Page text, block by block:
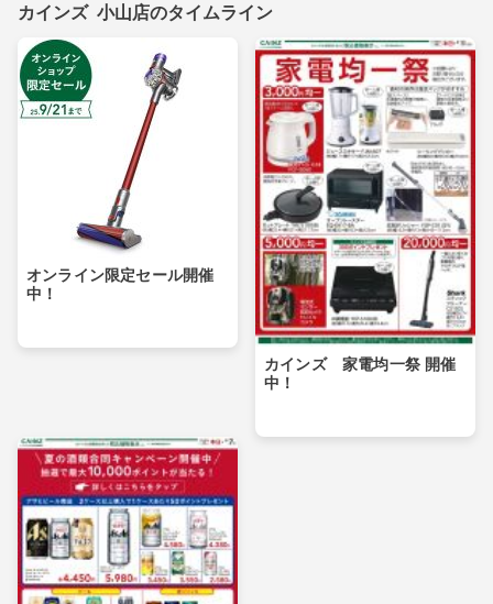
カインズ 小山店のタイムライン
オンライン限定セール開催
中！
カインズ 家電均一祭 開催
中！